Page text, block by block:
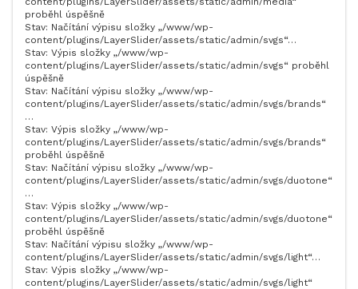
proběhl úspěšně
Stav: Načítání výpisu složky „/www/wp-
content/plugins/LayerSlider/assets/static/admin/svgs“…
Stav: Výpis složky „/www/wp-
content/plugins/LayerSlider/assets/static/admin/svgs“ proběhl
úspěšně
Stav: Načítání výpisu složky „/www/wp-
content/plugins/LayerSlider/assets/static/admin/svgs/brands“
…
Stav: Výpis složky „/www/wp-
content/plugins/LayerSlider/assets/static/admin/svgs/brands“
proběhl úspěšně
Stav: Načítání výpisu složky „/www/wp-
content/plugins/LayerSlider/assets/static/admin/svgs/duotone“
…
Stav: Výpis složky „/www/wp-
content/plugins/LayerSlider/assets/static/admin/svgs/duotone“
proběhl úspěšně
Stav: Načítání výpisu složky „/www/wp-
content/plugins/LayerSlider/assets/static/admin/svgs/light“…
Stav: Výpis složky „/www/wp-
content/plugins/LayerSlider/assets/static/admin/svgs/light“